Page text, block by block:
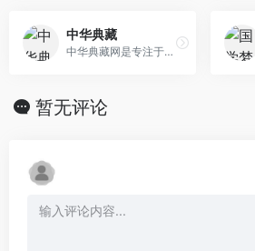
中华典藏
中华典藏网是专注于中国古典文献，中国古籍资料收藏整理，并提供在线阅读以及TXT格式文件下载的网站。
暂无评论